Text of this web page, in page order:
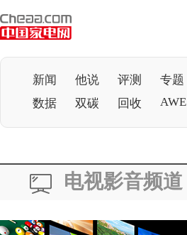
新闻 他说 评测 专题
数据
双碳 回收 AWE
电视影音频道